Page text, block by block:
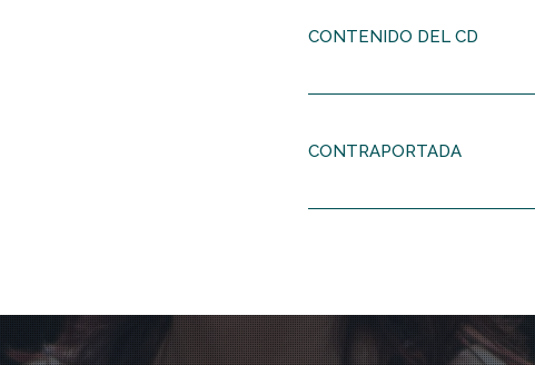
CONTENIDO DEL CD
1. I. Allegro
3. III. Vivace (flessibile,
4. I. Allegro molto
5. II. Andante
CONTRAPORTADA